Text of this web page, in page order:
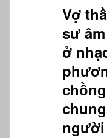
Vợ
sư
ở
người